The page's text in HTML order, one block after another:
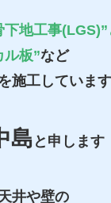
下地工事(LGS)”
ル板”など
施工しています
島 と申します
井や壁の